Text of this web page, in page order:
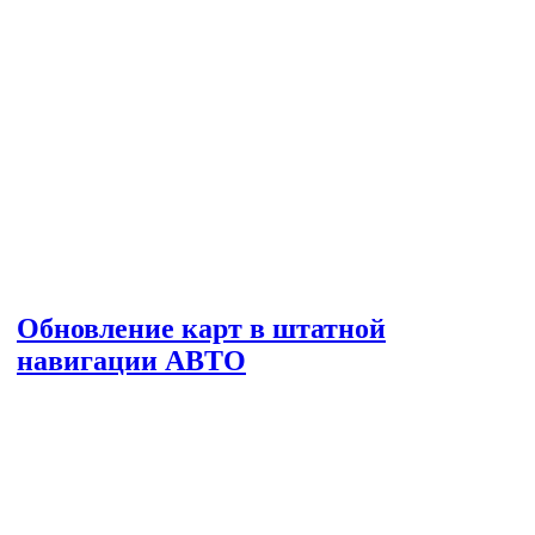
Обновление карт в штатной
навигации АВТО